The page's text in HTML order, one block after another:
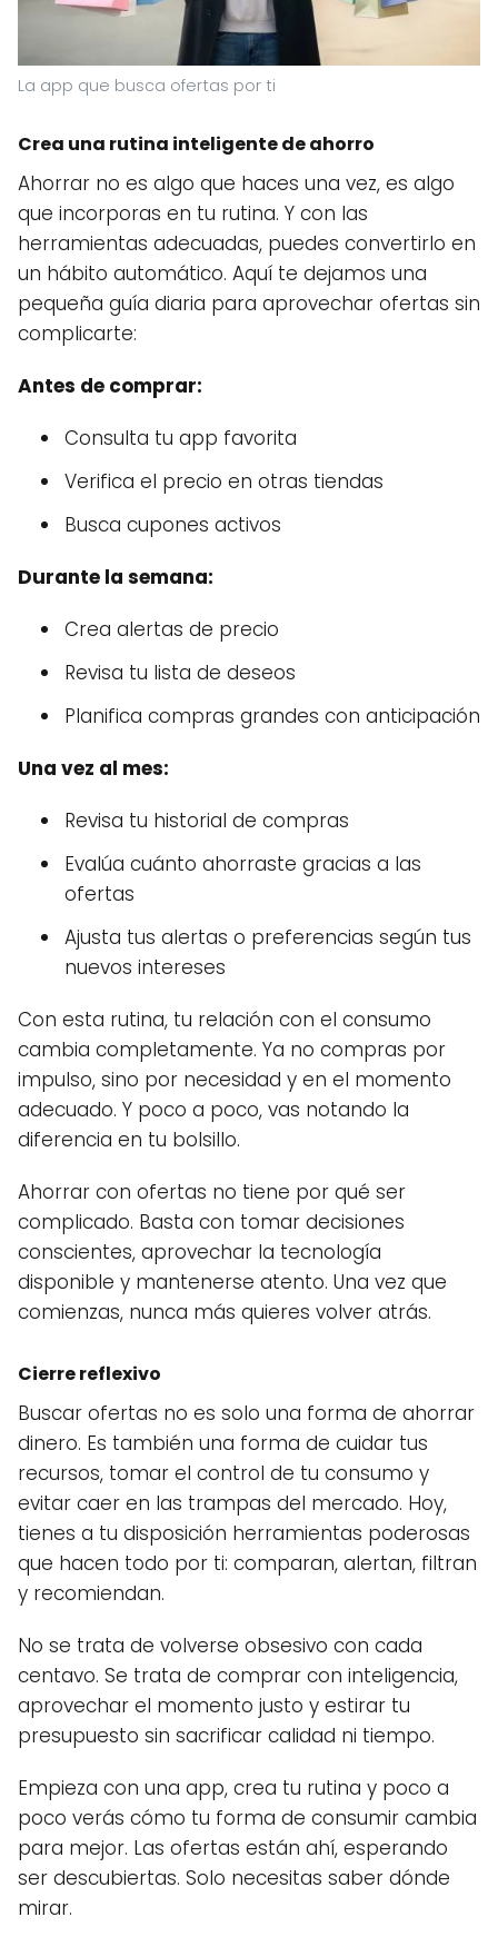
La app que busca ofertas por ti
Crea una rutina inteligente de ahorro
Ahorrar no es algo que haces una vez, es algo
que incorporas en tu rutina. Y con las
herramientas adecuadas, puedes convertirlo en
un hábito automático. Aquí te dejamos una
pequeña guía diaria para aprovechar ofertas sin
complicarte:
Antes de comprar:
Consulta tu app favorita
Verifica el precio en otras tiendas
Busca cupones activos
Durante la semana:
Crea alertas de precio
Revisa tu lista de deseos
Planifica compras grandes con anticipación
Una vez al mes:
Revisa tu historial de compras
Evalúa cuánto ahorraste gracias a las
ofertas
Ajusta tus alertas o preferencias según tus
nuevos intereses
Con esta rutina, tu relación con el consumo
cambia completamente. Ya no compras por
impulso, sino por necesidad y en el momento
adecuado. Y poco a poco, vas notando la
diferencia en tu bolsillo.
Ahorrar con ofertas no tiene por qué ser
complicado. Basta con tomar decisiones
conscientes, aprovechar la tecnología
disponible y mantenerse atento. Una vez que
comienzas, nunca más quieres volver atrás.
Cierre reflexivo
Buscar ofertas no es solo una forma de ahorrar
dinero. Es también una forma de cuidar tus
recursos, tomar el control de tu consumo y
evitar caer en las trampas del mercado. Hoy,
tienes a tu disposición herramientas poderosas
que hacen todo por ti: comparan, alertan, filtran
y recomiendan.
No se trata de volverse obsesivo con cada
centavo. Se trata de comprar con inteligencia,
aprovechar el momento justo y estirar tu
presupuesto sin sacrificar calidad ni tiempo.
Empieza con una app, crea tu rutina y poco a
poco verás cómo tu forma de consumir cambia
para mejor. Las ofertas están ahí, esperando
ser descubiertas. Solo necesitas saber dónde
mirar.